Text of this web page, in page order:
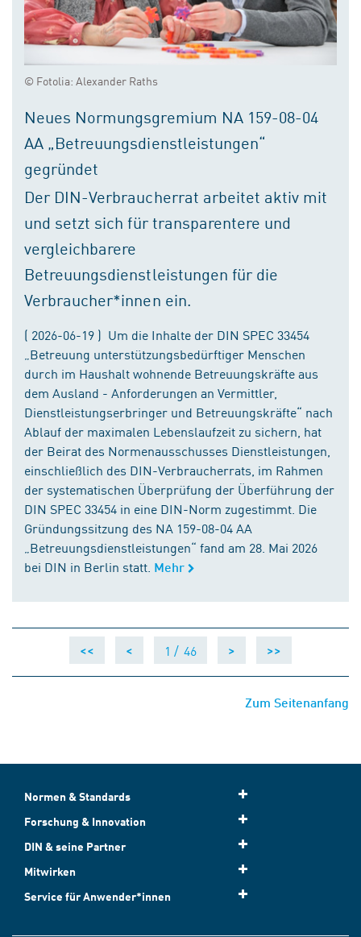
© Fotolia: Alexander Raths
Neues Normungsgremium NA 159-08-04
AA „Betreuungsdienstleistungen“
gegründet
Der DIN-Verbraucherrat arbeitet aktiv mit
und setzt sich für transparentere und
vergleichbarere
Betreuungsdienstleistungen für die
Verbraucher*innen ein.
( 2026-06-19 ) Um die Inhalte der DIN SPEC 33454
„Betreuung unterstützungsbedürftiger Menschen
durch im Haushalt wohnende Betreuungskräfte aus
dem Ausland - Anforderungen an Vermittler,
Dienstleistungserbringer und Betreuungskräfte“ nach
Ablauf der maximalen Lebenslaufzeit zu sichern, hat
der Beirat des Normenausschusses Dienstleistungen,
einschließlich des DIN-Verbraucherrats, im Rahmen
der systematischen Überprüfung der Überführung der
DIN SPEC 33454 in eine DIN-Norm zugestimmt. Die
Gründungssitzung des NA 159-08-04 AA
„Betreuungsdienstleistungen“ fand am 28. Mai 2026
bei DIN in Berlin statt. Mehr
<< < 1 / 46 > >>
Zum Seitenanfang
Normen & Standards
Forschung & Innovation
DIN & seine Partner
Mitwirken
Service für Anwender*innen